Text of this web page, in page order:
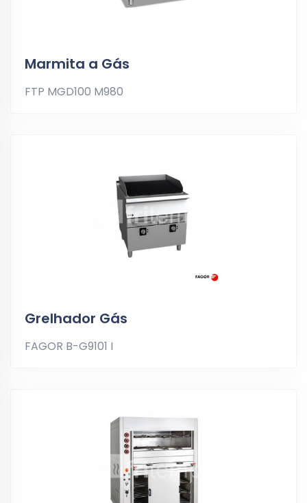
Marmita a Gás
FTP MGD100 M980
Grelhador Gás
FAGOR B-G9101 I